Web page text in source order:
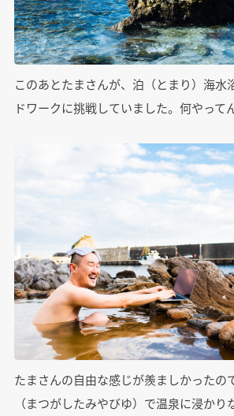
このあとたまさんが、泊（とまり）海水
ドワークに挑戦していました。何やって
たまさんの自由な感じが羨ましかったの
（まつがしたみやびゆ）で温泉に浸かり